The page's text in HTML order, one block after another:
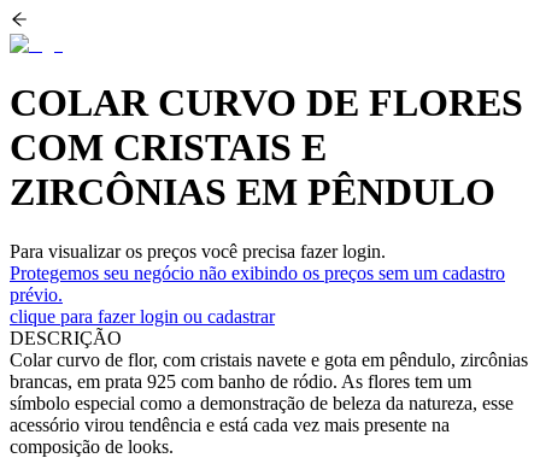
COLAR CURVO DE FLORES
COM CRISTAIS E
ZIRCÔNIAS EM PÊNDULO
Para visualizar os preços você precisa fazer login.
Protegemos seu negócio não exibindo os preços sem um cadastro
prévio.
clique para fazer login ou cadastrar
DESCRIÇÃO
Colar curvo de flor, com cristais navete e gota em pêndulo, zircônias
brancas, em prata 925 com banho de ródio. As flores tem um
símbolo especial como a demonstração de beleza da natureza, esse
acessório virou tendência e está cada vez mais presente na
composição de looks.